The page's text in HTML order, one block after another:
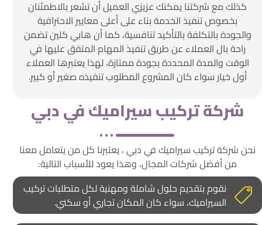
كذلك مع شركتنا يمكنك عزيزي العميل أن تشعر بالاطمئنان
بخصوص تنفيذ الخدمة بناء على أعلى معايير الاحترافية
والجودة بالتكلفة بالتأكيد تنافسية، كما أن هابي كلين تضمن
راحة بال العملاء عن طريق تنفيذ المهام المتفق عليها في
الوقت والمدة المحددة بجودة ممتازة، لهذا يعتبرها العملاء
أول خيار سواء كان المشروع المطلوب تنفيذه صغير أو كبير.
شركة تركيب سيراميك في دبي
نحن شركة تركيب سيراميك في دبي ، يعتبرنا كل من يتعامل معنا
من أفضل شركات المجال، وهذا يعود للأسباب التالية:
نقوم بتقديم حلول شاملة ومهنية لكل متطلبات تركيب
السيراميك، سواء كان المكان تجاري أو سكني.